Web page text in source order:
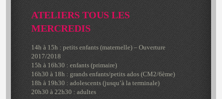
ATELIERS TOUS LES
MERCREDIS
14h à 15h : petits enfants (maternelle) – Ouverture
2017/2018
15h à 16h30 : enfants (primaire)
16h30 à 18h : grands enfants/petits ados (CM2/6ème)
18h à 19h30 : adolescents (jusqu’à la terminale)
20h30 à 22h30 : adultes